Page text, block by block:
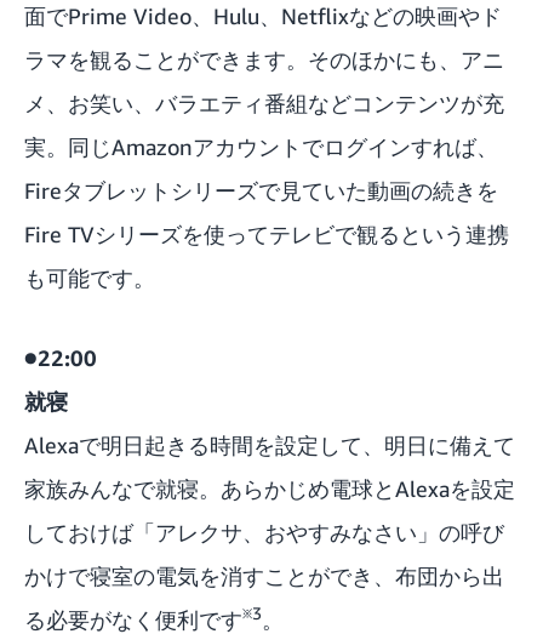
面でPrime Video、Hulu、Netflixなどの映画やド
ラマを観ることができます。そのほかにも、アニ
メ、お笑い、バラエティ番組などコンテンツが充
実。同じAmazonアカウントでログインすれば、
Fireタブレットシリーズで見ていた動画の続きを
Fire TVシリーズを使ってテレビで観るという連携
も可能です。
●22:00
就寝
Alexaで明日起きる時間を設定して、明日に備えて
家族みんなで就寝。あらかじめ電球とAlexaを設定
しておけば「アレクサ、おやすみなさい」の呼び
かけで寝室の電気を消すことができ、布団から出
る必要がなく便利です※3。